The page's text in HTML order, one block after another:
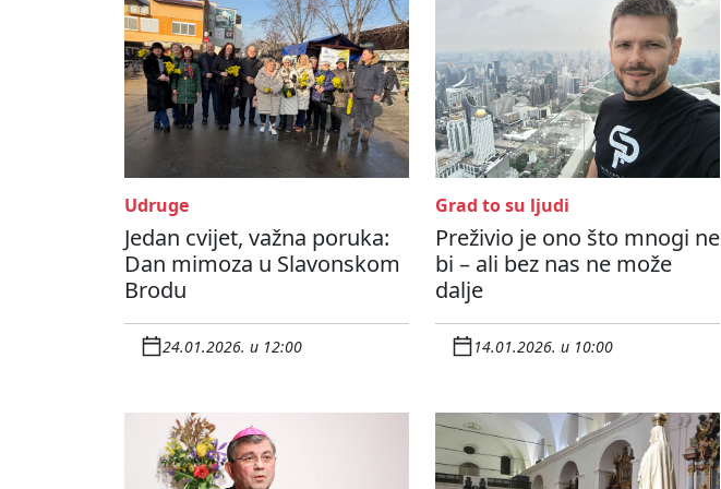
Udruge
Jedan cvijet, važna poruka:
Dan mimoza u Slavonskom
Brodu
24.01.2026. u 12:00
Grad to su ljudi
Preživio je ono što mnogi ne
bi – ali bez nas ne može
dalje
14.01.2026. u 10:00